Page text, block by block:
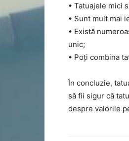
• Tatuajele mici
• Sunt mult mai
• Există
unic;
• Poți combina
În concluzie,
să fii sigur că
despre valorile